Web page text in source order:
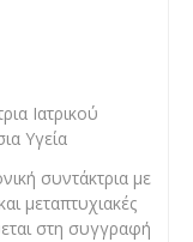
Ιατρικού
Υγεία
συντάκτρια με
μεταπτυχιακές
στη συγγραφή